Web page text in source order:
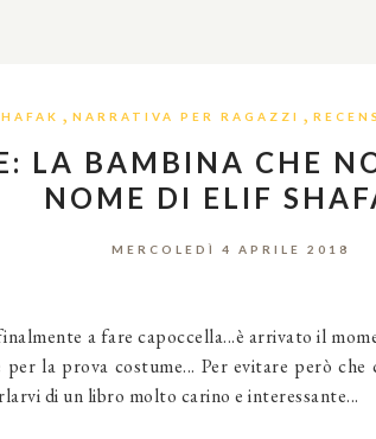
, NARRATIVA PER RAGAZZI ,
LA BAMBINA CHE
NOME DI ELIF
MERCOLEDÌ 4 APRILE 2018
a fare capoccella...è arrivato il
la prova costume... Per evitare però che
di un libro molto carino e interessante...